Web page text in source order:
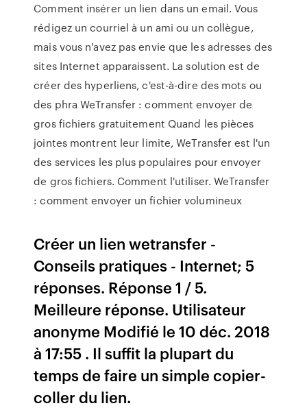
Comment insérer un lien dans un email. Vous
rédigez un courriel à un ami ou un collègue,
mais vous n'avez pas envie que les adresses des
sites Internet apparaissent. La solution est de
créer des hyperliens, c'est-à-dire des mots ou
des phra WeTransfer : comment envoyer de
gros fichiers gratuitement Quand les pièces
jointes montrent leur limite, WeTransfer est l'un
des services les plus populaires pour envoyer
de gros fichiers. Comment l'utiliser. WeTransfer
: comment envoyer un fichier volumineux
Créer un lien wetransfer -
Conseils pratiques - Internet; 5
réponses. Réponse 1 / 5.
Meilleure réponse. Utilisateur
anonyme Modifié le 10 déc. 2018
à 17:55 . Il suffit la plupart du
temps de faire un simple copier-
coller du lien.